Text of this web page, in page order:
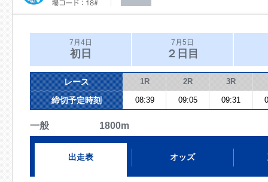
7月4日
初日
7月5日
２日目
レース 1R 2R 3R
締切予定時刻 08:39 09:05 09:31
一般 1800m
出走表 オッズ